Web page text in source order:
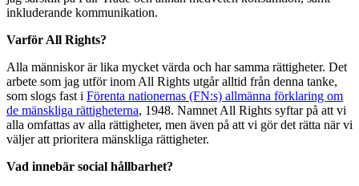
inkluderande kommunikation.
Varför All Rights?
Alla människor är lika mycket värda och har samma rättigheter. Det
arbete som jag utför inom All Rights utgår alltid från denna tanke,
som slogs fast i Förenta nationernas (FN:s) allmänna förklaring om
de mänskliga rättigheterna, 1948. Namnet All Rights syftar på att vi
alla omfattas av alla rättigheter, men även på att vi gör det rätta när vi
väljer att prioritera mänskliga rättigheter.
Vad innebär social hållbarhet?